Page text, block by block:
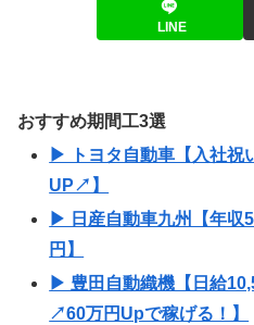
LINE
おすすめ期間工3選
▶ トヨタ自動車【入社祝
UP↗】
▶ 日産自動車九州【年収
円】
▶ 豊田自動織機【日給
↗60万円Upで稼げる！】